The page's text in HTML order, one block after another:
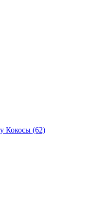
Кокосы (62)